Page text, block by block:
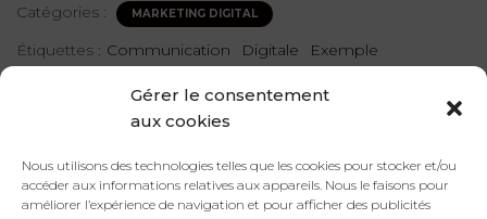
Gérer le consentement
aux cookies
Nous utilisons des technologies telles que les cookies pour stocker et/ou
accéder aux informations relatives aux appareils. Nous le faisons pour
améliorer l’expérience de navigation et pour afficher des publicités
Catégories : MARKETING DIGITAL
Étiquettes : Communication Digitale Exemple